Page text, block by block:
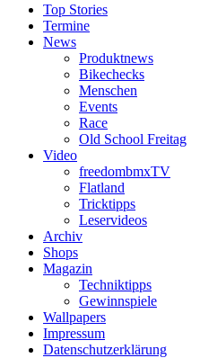
Top Stories
Termine
News
Produktnews
Bikechecks
Menschen
Events
Race
Old School Freitag
Video
freedombmxTV
Flatland
Tricktipps
Leservideos
Archiv
Shops
Magazin
Techniktipps
Gewinnspiele
Wallpapers
Impressum
Datenschutzerklärung